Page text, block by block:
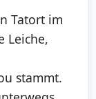
Tatort im
Leiche,
stammt.